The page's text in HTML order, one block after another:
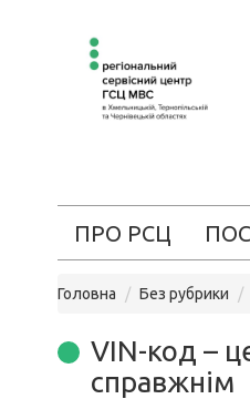
ПРО РСЦ
Головна Без рубрики
VIN-код –
справжнім